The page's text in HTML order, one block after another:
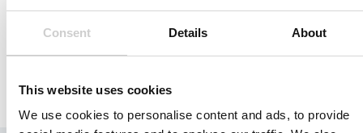
Consent Details About
This website uses cookies
We use cookies to personalise content and ads, to provide